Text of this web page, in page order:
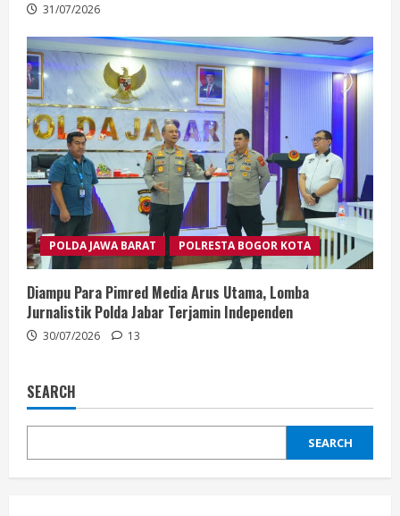
31/07/2026
POLDA JAWA BARAT POLRESTA BOGOR KOTA
Diampu Para Pimred Media Arus Utama, Lomba
Jurnalistik Polda Jabar Terjamin Independen
30/07/2026 13
SEARCH
SEARCH